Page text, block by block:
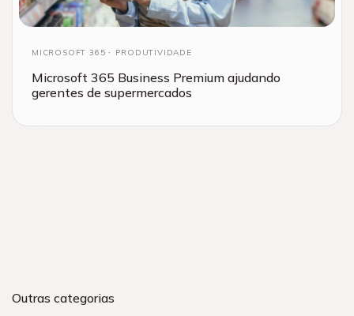
MICROSOFT 365 PRODUTIVIDADE
Microsoft 365 Business Premium ajudando
gerentes de supermercados
Outras categorias